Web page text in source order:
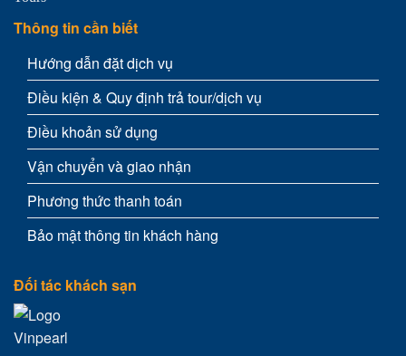
Thông tin cần biết
Hướng dẫn đặt dịch vụ
Điều kiện & Quy định trả tour/dịch vụ
Điều khoản sử dụng
Vận chuyển và giao nhận
Phương thức thanh toán
Bảo mật thông tin khách hàng
Đối tác khách sạn